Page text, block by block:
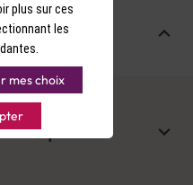
au poivre
plus sur ces
les
mes choix